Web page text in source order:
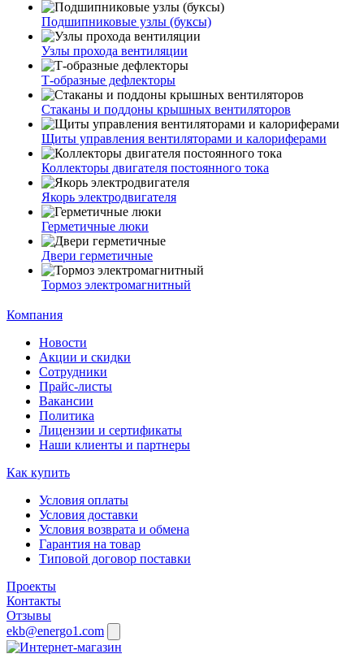
Подшипниковые узлы (буксы)
Узлы прохода вентиляции
Т-образные дефлекторы
Стаканы и поддоны крышных вентиляторов
Щиты управления вентиляторами и калориферами
Коллекторы двигателя постоянного тока
Якорь электродвигателя
Герметичные люки
Двери герметичные
Тормоз электромагнитный
Компания
Новости
Акции и скидки
Сотрудники
Прайс-листы
Вакансии
Политика
Лицензии и сертификаты
Наши клиенты и партнеры
Как купить
Условия оплаты
Условия доставки
Условия возврата и обмена
Гарантия на товар
Типовой договор поставки
Проекты
Контакты
Отзывы
ekb@energo1.com